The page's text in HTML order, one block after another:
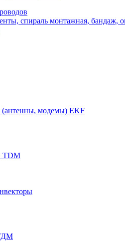
спираль монтажная, бандаж,
(антенны, модемы) EKF
TDM